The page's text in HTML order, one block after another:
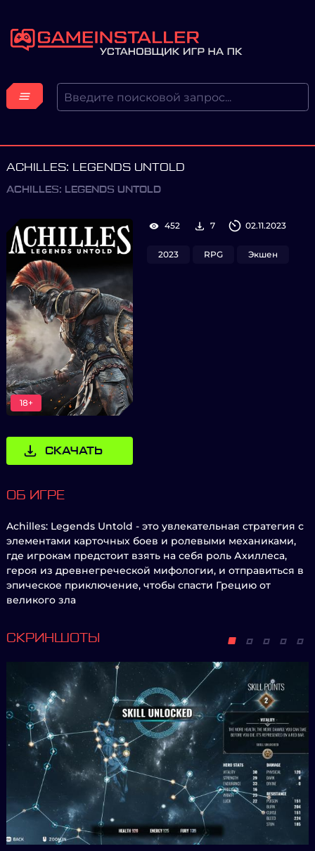
ACHILLES: LEGENDS UNTOLD
ACHILLES: LEGENDS UNTOLD
18+
СКАЧАТЬ
452 7 02.11.2023
2023 RPG Экшен
ОБ ИГРЕ
Achilles: Legends Untold - это увлекательная стратегия с
элементами карточных боев и ролевыми механиками,
где игрокам предстоит взять на себя роль Ахиллеса,
героя из древнегреческой мифологии, и отправиться в
эпическое приключение, чтобы спасти Грецию от
великого зла
СКРИНШОТЫ